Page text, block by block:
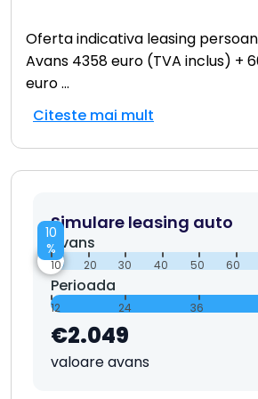
Oferta indicativa leasing
Avans 4358 euro (TVA inclus) +
euro...
Citeste mai mult
Simulare leasing auto
Avans
10
%
10 20 30 40 50 60
Perioada
12 24 36
€2.049
valoare avans